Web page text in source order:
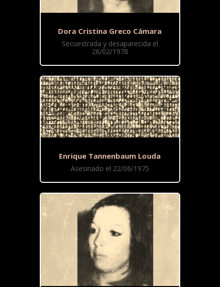
Dora Cristina Greco Cámara
Secuestrada y desaparecida el
26/02/1978
Enrique Tannenbaum Louda
Asesinado el 22/06/1975